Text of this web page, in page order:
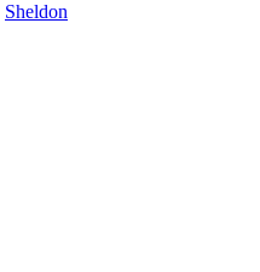
Sheldon